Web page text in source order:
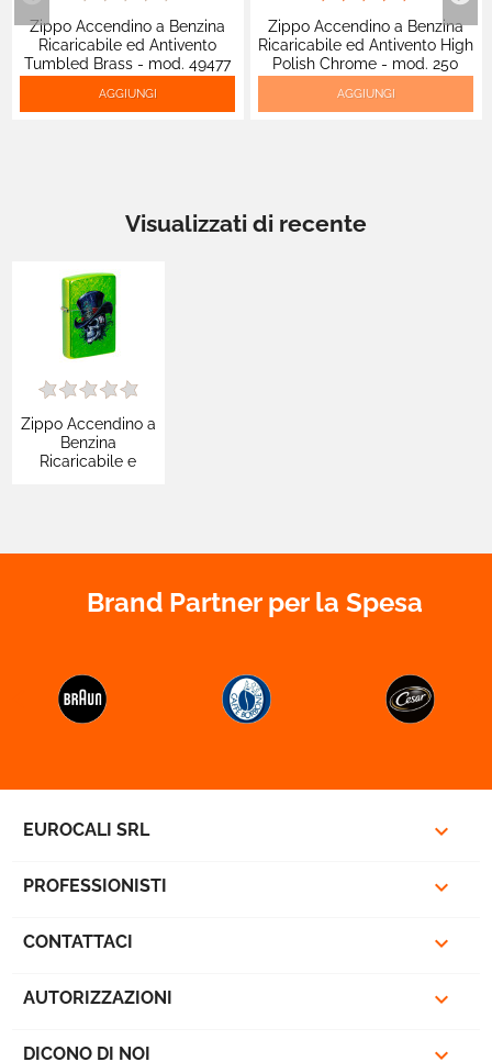
Zippo Accendino a Benzina
Ricaricabile ed Antivento
Tumbled Brass - mod. 49477
AGGIUNGI
Zippo Accendino a Benzina
Ricaricabile ed Antivento High
Polish Chrome - mod. 250
AGGIUNGI
Visualizzati di recente
Zippo Accendino a
Benzina
Ricaricabile e
Brand Partner per la Spesa
EUROCALI SRL 
PROFESSIONISTI 
CONTATTACI 
AUTORIZZAZIONI 
DICONO DI NOI 